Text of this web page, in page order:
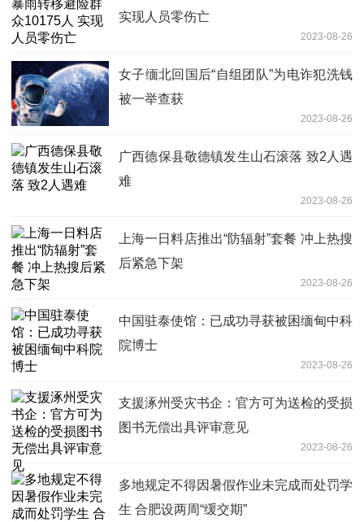
实现人员零伤亡
2023-08-26
女子缅北回国后“自组团队”为电诈犯洗钱
被一举查获
2023-08-26
广西德保县敬德镇发生山石滚落 致2人遇
难
2023-08-26
上海一日料店推出“防辐射”套餐 冲上热搜
后紧急下架
2023-08-26
中国驻泰使馆：已成功寻获被困缅甸中科
院博士
2023-08-26
支援涿州受灾书企：官方可为送检的受损
图书无偿出具评审意见
2023-08-26
多地规定不得因暑假作业未完成而处罚学
生 合肥设两周“缓交期”